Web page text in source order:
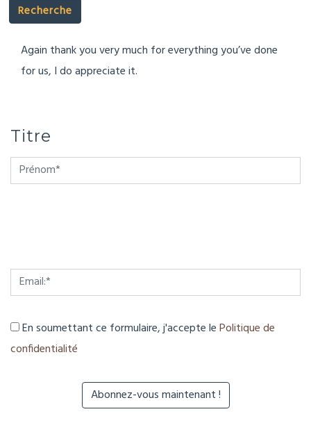
Recherche
Again thank you very much for everything you’ve done
for us, I do appreciate it.
Titre
En soumettant ce formulaire, j'accepte lePolitique de
confidentialité